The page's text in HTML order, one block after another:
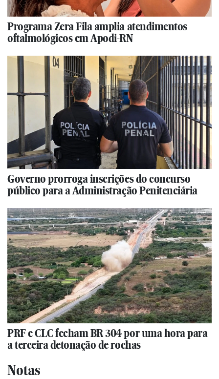
Programa Zera Fila amplia atendimentos
oftalmológicos em Apodi-RN
Governo prorroga inscrições do concurso
público para a Administração Penitenciária
PRF e CLC fecham BR 304 por uma hora para
a terceira detonação de rochas
Notas